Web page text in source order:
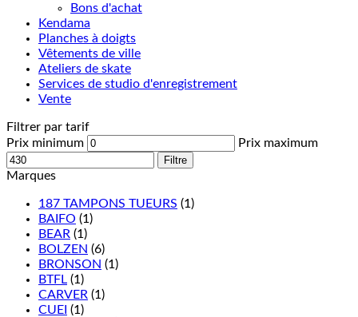
Bons d'achat
Kendama
Planches à doigts
Vêtements de ville
Ateliers de skate
Services de studio d'enregistrement
Vente
Filtrer par tarif
Prix minimum
Prix maximum
Filtre
Marques
187 TAMPONS TUEURS (1)
BAIFO (1)
BEAR (1)
BOLZEN (6)
BRONSON (1)
BTFL (1)
CARVER (1)
CUEI (1)